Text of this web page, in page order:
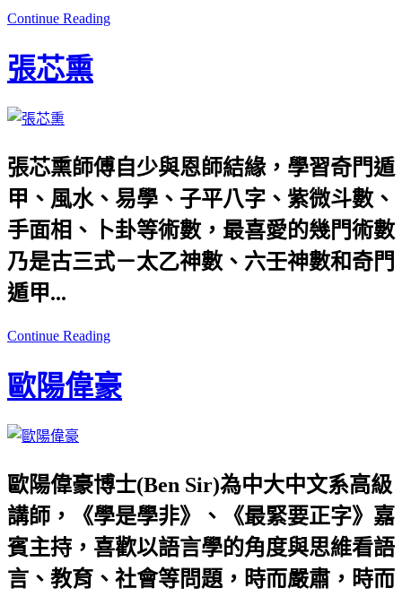
Continue Reading
張芯熏
張芯熏師傅自少與恩師結緣，學習奇門遁
甲、風水、易學、子平八字、紫微斗數、
手面相、卜卦等術數，最喜愛的幾門術數
乃是古三式－太乙神數、六壬神數和奇門
遁甲...
Continue Reading
歐陽偉豪
歐陽偉豪博士(Ben Sir)為中大中文系高級
講師，《學是學非》、《最緊要正字》嘉
賓主持，喜歡以語言學的角度與思維看語
言、教育、社會等問題，時而嚴肅，時而